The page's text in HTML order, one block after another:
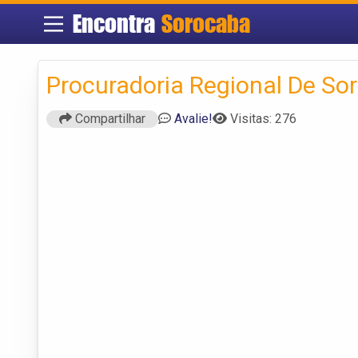
Encontra Sorocaba
Procuradoria Regional De
Compartilhar Avalie! Visitas: 276